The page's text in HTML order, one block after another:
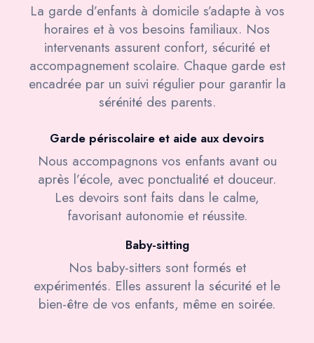
La garde d’enfants à domicile s’adapte à vos
horaires et à vos besoins familiaux. Nos
intervenants assurent confort, sécurité et
accompagnement scolaire. Chaque garde est
encadrée par un suivi régulier pour garantir la
sérénité des parents.
Garde périscolaire et aide aux devoirs
Nous accompagnons vos enfants avant ou
après l’école, avec ponctualité et douceur.
Les devoirs sont faits dans le calme,
favorisant autonomie et réussite.
Baby-sitting
Nos baby-sitters sont formés et
expérimentés. Elles assurent la sécurité et le
bien-être de vos enfants, même en soirée.